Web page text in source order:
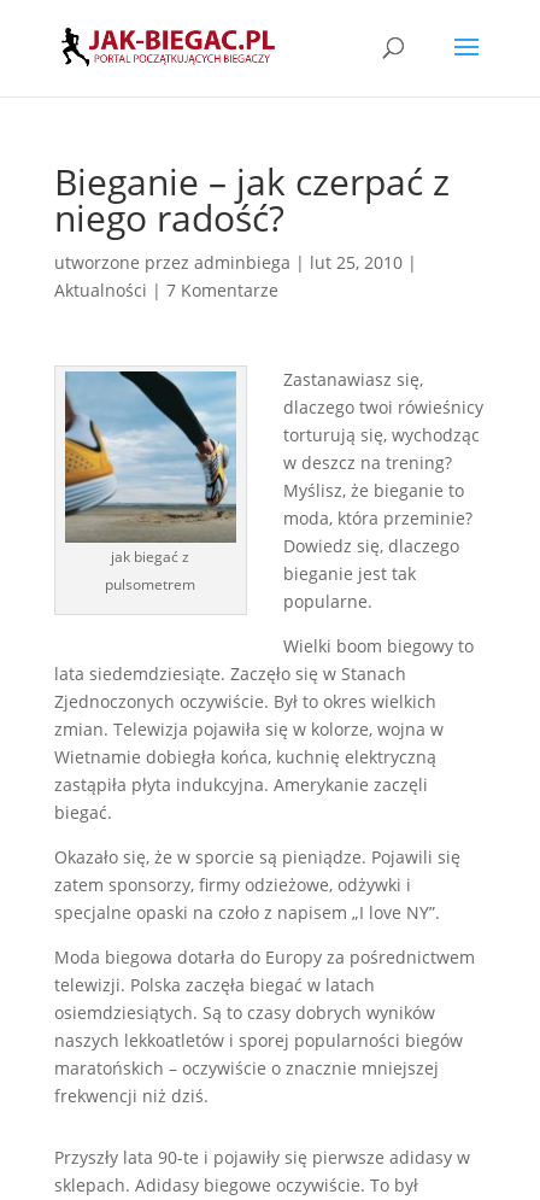
Bieganie – jak czerpać z
niego radość?
utworzone przez adminbiega | lut 25, 2010|
Aktualności | 7 Komentarze
jak biegać z
pulsometrem
Zastanawiasz się,
dlaczego twoi rówieśnicy
torturują się, wychodząc
w deszcz na trening?
Myślisz, że bieganie to
moda, która przeminie?
Dowiedz się, dlaczego
bieganie jest tak
popularne.
Wielki boom biegowy to
lata siedemdziesiąte. Zaczęło się w Stanach
Zjednoczonych oczywiście. Był to okres wielkich
zmian. Telewizja pojawiła się w kolorze, wojna w
Wietnamie dobiegła końca, kuchnię elektryczną
zastąpiła płyta indukcyjna. Amerykanie zaczęli
biegać.
Okazało się, że w sporcie są pieniądze. Pojawili się
zatem sponsorzy, firmy odzieżowe, odżywki i
specjalne opaski na czoło z napisem „I love NY”.
Moda biegowa dotarła do Europy za pośrednictwem
telewizji. Polska zaczęła biegać w latach
osiemdziesiątych. Są to czasy dobrych wyników
naszych lekkoatletów i sporej popularności biegów
maratońskich – oczywiście o znacznie mniejszej
frekwencji niż dziś.
Przyszły lata 90-te i pojawiły się pierwsze adidasy w
sklepach. Adidasy biegowe oczywiście. To był